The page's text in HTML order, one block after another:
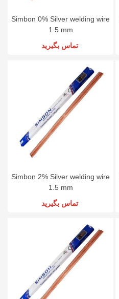
Simbon 0% Silver welding wire
1.5 mm
تماس بگیرید
Simbon 2% Silver welding wire
1.5 mm
تماس بگیرید